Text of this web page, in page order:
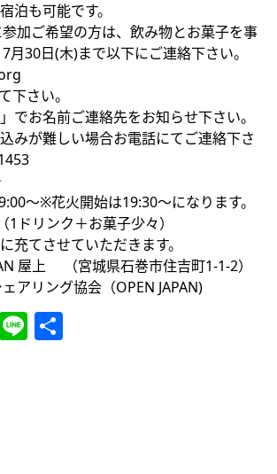
泊も可能です。
参加ご希望の方は、飲み物とお菓子を事
月30日(木)まで以下にご連絡下さい。
さい。
でお名前ご連絡先をお知らせ下さい。
みが難しい場合お電話にてご連絡下さ
～※花火開始は19:30～になります。
ドリンク＋お菓子少々）
てさせていただきます。
屋上 （宮城県石巻市住吉町1-1-2）
アリング協会（OPEN JAPAN)
Email
Line